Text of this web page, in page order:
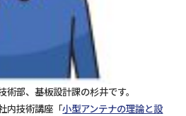
術部、基板設計課の杉井です。
内技術講座「小型アンテナの理論と設